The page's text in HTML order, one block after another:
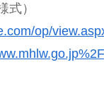
式）
op/